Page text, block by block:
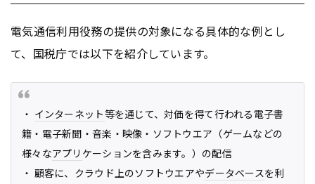
電気通信利用役務の提供の対象になる具体的な例とし
て、国税庁では以下を紹介しています。
・ インターネット等を通じて、対価を得て行われる電子書
籍・電子新聞・音楽・映像・ソフトウエア（ゲームなどの
様々なアプリ ケーションを含みます。）の配信
・ 顧客に、クラウド上のソフトウエアやデータベースを利